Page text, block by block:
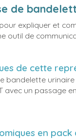
de
expliquer et
outil de
de cette
bandelette urinaire
avec un passage
en pack